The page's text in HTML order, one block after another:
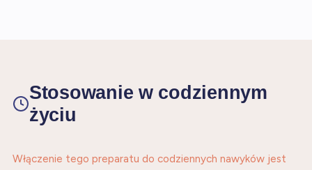
Stosowanie w codziennym
życiu
Włączenie tego preparatu do codziennych nawyków jest